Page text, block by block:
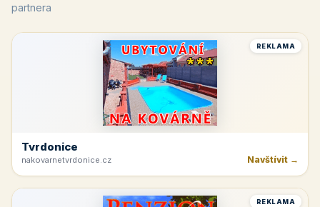
partnera
REKLAMA
Tvrdonice
nakovarnetvrdonice.cz Navštívit →
REKLAMA